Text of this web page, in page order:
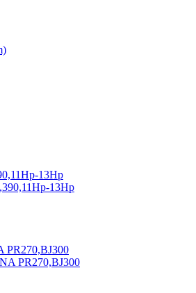
13Hp
PR270,BJ300